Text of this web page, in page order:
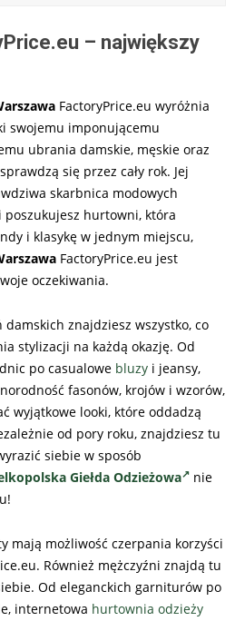
– największy
FactoryPrice.eu wyróżnia
swojemu imponującemu
ubrania damskie, męskie oraz
się przez cały rok. Jej
skarbnica modowych
poszukujesz hurtowni, która
i klasykę w jednym miejscu,
FactoryPrice.eu jest
oczekiwania.
znajdziesz wszystko, co
stylizacji na każdą okazję. Od
po casualowe bluzy i jeansy,
fasonów, krojów i wzorów,
wyjątkowe looki, które oddadzą
od pory roku, znajdziesz tu
siebie w sposób
Giełda Odzieżowa
nie
mają możliwość czerpania korzyści
Również mężczyźni znajdą tu
Od eleganckich garniturów po
internetowa hurtownia odzieży